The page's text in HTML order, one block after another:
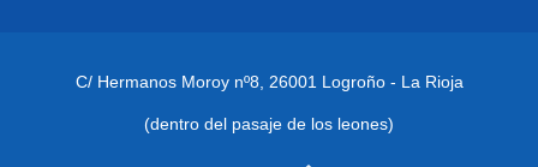
C/ Hermanos Moroy nº8, 26001 Logroño - La Rioja
(dentro del pasaje de los leones)